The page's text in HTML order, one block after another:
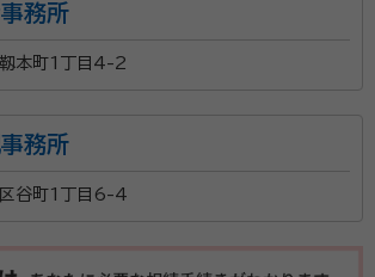
務所
本町1丁目4-2
務所
谷町1丁目6-4